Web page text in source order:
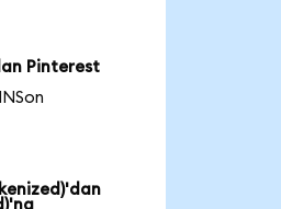
Pinterest